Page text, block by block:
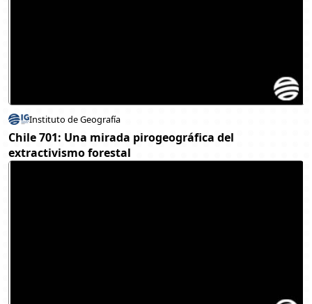
Instituto de Geografía
Chile 701: Una mirada pirogeográfica del
extractivismo forestal